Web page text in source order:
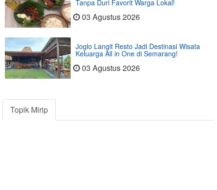
Tanpa Duri Favorit Warga Lokal!
03 Agustus 2026
Joglo Langit Resto Jadi Destinasi Wisata
Keluarga All in One di Semarang!
03 Agustus 2026
Topik Mirip